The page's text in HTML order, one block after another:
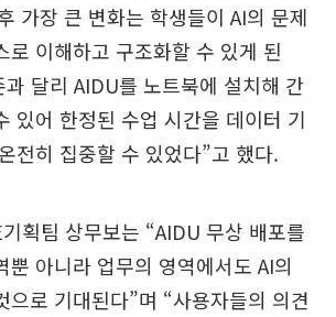
가장 큰 변화는 학생들이 AI의 문제
로 이해하고 구조화할 수 있게 된
과 달리 AIDU를 노트북에 설치해 간
있어 한정된 수업 시간을 데이터 기
전히 집중할 수 있었다”고 했다.
획팀 상무보는 “AIDU 무상 배포를
뿐 아니라 업무의 영역에서도 AI의
으로 기대된다”며 “사용자들의 의견